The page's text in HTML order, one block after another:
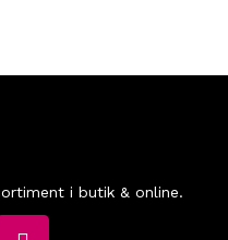
i butik & online.